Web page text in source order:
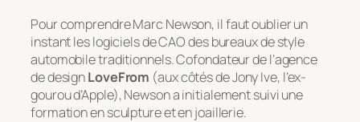
Pour comprendre Marc Newson, il faut oublier un
instant les logiciels de CAO des bureaux de style
automobile traditionnels. Cofondateur de l’agence
de designLoveFrom (aux côtés de Jony Ive, l’ex-
gourou d’Apple), Newson a initialement suivi une
formation en sculpture et en joaillerie.